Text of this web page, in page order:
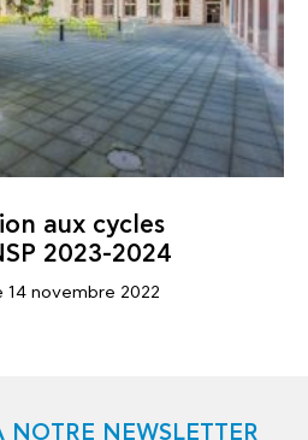
aux cycles
2023-2024
14 novembre 2022
NOTRE NEWSLETTER